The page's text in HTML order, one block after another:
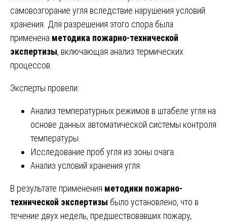
самовозгорание угля вследствие нарушения условий
хранения. Для разрешения этого спора была
применена методика пожарно-технической
экспертизы, включающая анализ термических
процессов.
Эксперты провели:
Анализ температурных режимов в штабеле угля на
основе данных автоматической системы контроля
температуры.
Исследование проб угля из зоны очага.
Анализ условий хранения угля.
В результате применения методики пожарно-
технической экспертизы было установлено, что в
течение двух недель, предшествовавших пожару,